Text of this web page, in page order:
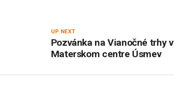
UP NEXT
Pozvánka na Vianočné trhy v
Materskom centre Úsmev